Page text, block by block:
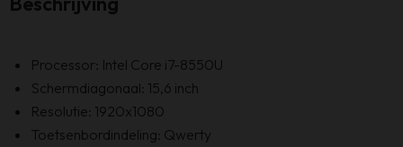
Processor: Intel Core i7-8550U
Schermdiagonaal: 15,6 inch
Resolutie: 1920x1080
Toetsenbordindeling: Qwerty